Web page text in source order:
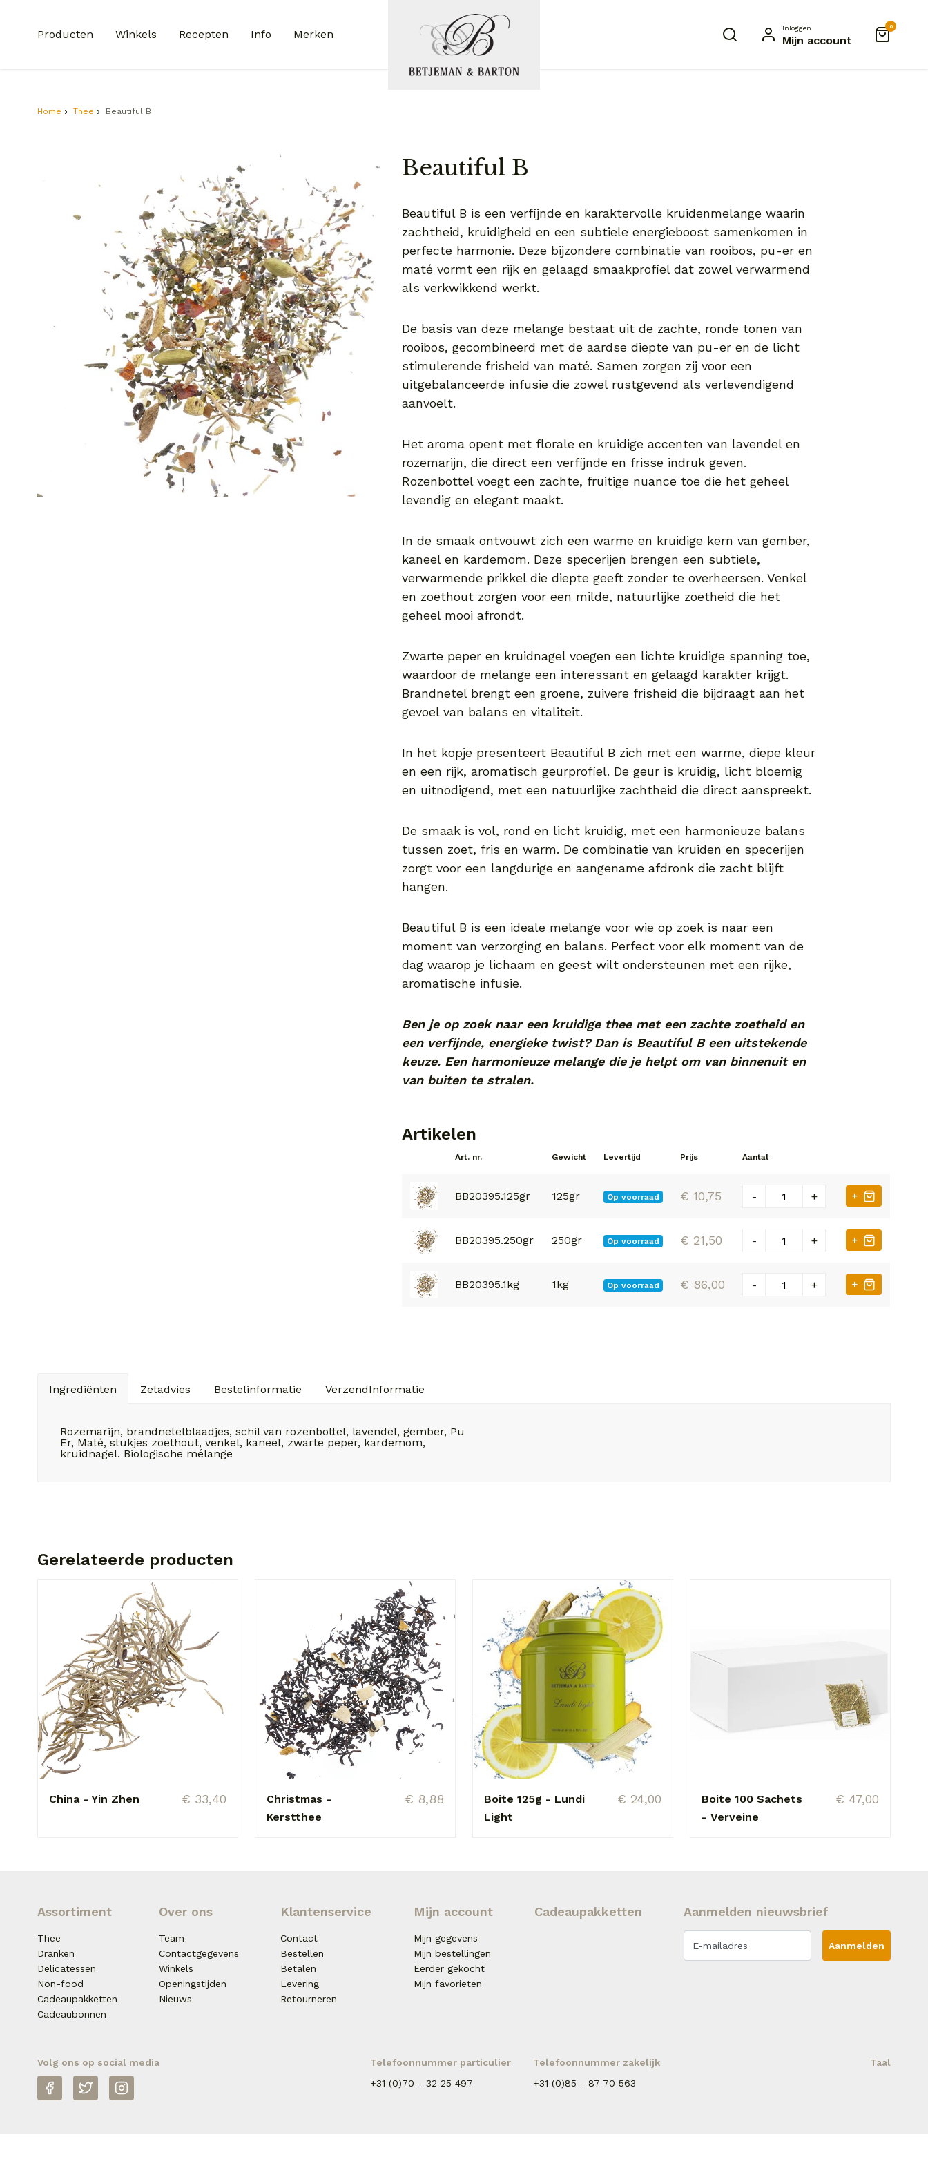
Producten Winkels Recepten Info Merken Inloggen
Mijn account
0
Home Thee Beautiful B
Beautiful B
Beautiful B is een verfijnde en karaktervolle kruidenmelange waarin
zachtheid, kruidigheid en een subtiele energieboost samenkomen in
perfecte harmonie. Deze bijzondere combinatie van rooibos, pu-er en
maté vormt een rijk en gelaagd smaakprofiel dat zowel verwarmend
als verkwikkend werkt.
De basis van deze melange bestaat uit de zachte, ronde tonen van
rooibos, gecombineerd met de aardse diepte van pu-er en de licht
stimulerende frisheid van maté. Samen zorgen zij voor een
uitgebalanceerde infusie die zowel rustgevend als verlevendigend
aanvoelt.
Het aroma opent met florale en kruidige accenten van lavendel en
rozemarijn, die direct een verfijnde en frisse indruk geven.
Rozenbottel voegt een zachte, fruitige nuance toe die het geheel
levendig en elegant maakt.
In de smaak ontvouwt zich een warme en kruidige kern van gember,
kaneel en kardemom. Deze specerijen brengen een subtiele,
verwarmende prikkel die diepte geeft zonder te overheersen. Venkel
en zoethout zorgen voor een milde, natuurlijke zoetheid die het
geheel mooi afrondt.
Zwarte peper en kruidnagel voegen een lichte kruidige spanning toe,
waardoor de melange een interessant en gelaagd karakter krijgt.
Brandnetel brengt een groene, zuivere frisheid die bijdraagt aan het
gevoel van balans en vitaliteit.
In het kopje presenteert Beautiful B zich met een warme, diepe kleur
en een rijk, aromatisch geurprofiel. De geur is kruidig, licht bloemig
en uitnodigend, met een natuurlijke zachtheid die direct aanspreekt.
De smaak is vol, rond en licht kruidig, met een harmonieuze balans
tussen zoet, fris en warm. De combinatie van kruiden en specerijen
zorgt voor een langdurige en aangename afdronk die zacht blijft
hangen.
Beautiful B is een ideale melange voor wie op zoek is naar een
moment van verzorging en balans. Perfect voor elk moment van de
dag waarop je lichaam en geest wilt ondersteunen met een rijke,
aromatische infusie.
Ben je op zoek naar een kruidige thee met een zachte zoetheid en
een verfijnde, energieke twist? Dan is Beautiful B een uitstekende
keuze. Een harmonieuze melange die je helpt om van binnenuit en
van buiten te stralen.
Artikelen
Art. nr. Gewicht Levertijd Prijs Aantal
BB20395.125gr 125gr Op voorraad € 10,75 - + +
BB20395.250gr 250gr Op voorraad € 21,50 - + +
BB20395.1kg 1kg Op voorraad € 86,00 - + +
Ingrediënten Zetadvies Bestelinformatie VerzendInformatie
Rozemarijn, brandnetelblaadjes, schil van rozenbottel, lavendel, gember, Pu
Er, Maté, stukjes zoethout, venkel, kaneel, zwarte peper, kardemom,
kruidnagel. Biologische mélange
Gerelateerde producten
China - Yin Zhen € 33,40
Christmas -
Kerstthee
€ 8,88
Boite 125g - Lundi
Light
€ 24,00
Boite 100 Sachets
- Verveine
€ 47,00
Assortiment
Thee
Dranken
Delicatessen
Non-food
Cadeaupakketten
Cadeaubonnen
Over ons
Team
Contactgegevens
Winkels
Openingstijden
Nieuws
Klantenservice
Contact
Bestellen
Betalen
Levering
Retourneren
Mijn account
Mijn gegevens
Mijn bestellingen
Eerder gekocht
Mijn favorieten
Cadeaupakketten Aanmelden nieuwsbrief
Aanmelden
Volg ons op social media
Telefoonnummer particulier
+31 (0)70 - 32 25 497
Telefoonnummer zakelijk
+31 (0)85 - 87 70 563
Taal